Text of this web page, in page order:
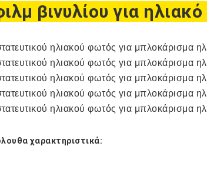
βινυλίου για ηλιακό
χαρακτηριστικά: